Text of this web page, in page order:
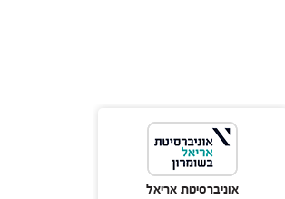
אוניברסיטת אריאל